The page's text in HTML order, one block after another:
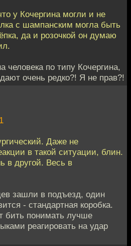
у Кочергина могли и не
с шампанским могла быть
да и розочкой он думаю
человека по типу Кочергина,
очень редко?! Я не прав?!
Даже не
в такой ситуации, блин.
в другой. Весь в
зашли в подъезд, один
- стандартная коробка.
бить понимать лучше
реагировать на удар